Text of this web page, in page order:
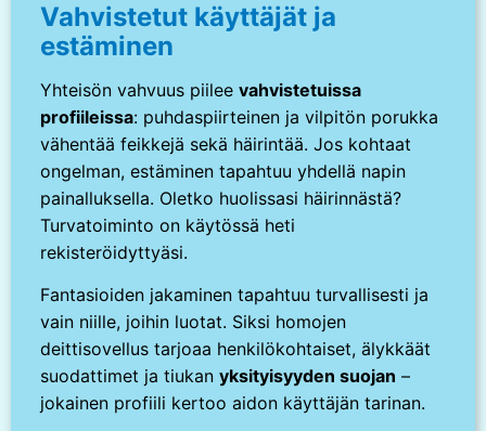
Vahvistetut käyttäjät ja
estäminen
Yhteisön vahvuus piileevahvistetuissa
profiileissa: puhdaspiirteinen ja vilpitön porukka
vähentää feikkejä sekä häirintää. Jos kohtaat
ongelman, estäminen tapahtuu yhdellä napin
painalluksella. Oletko huolissasi häirinnästä?
Turvatoiminto on käytössä heti
rekisteröidyttyäsi.
Fantasioiden jakaminen tapahtuu turvallisesti ja
vain niille, joihin luotat. Siksi homojen
deittisovellus tarjoaa henkilökohtaiset, älykkäät
suodattimet ja tiukanyksityisyyden suojan –
jokainen profiili kertoo aidon käyttäjän tarinan.